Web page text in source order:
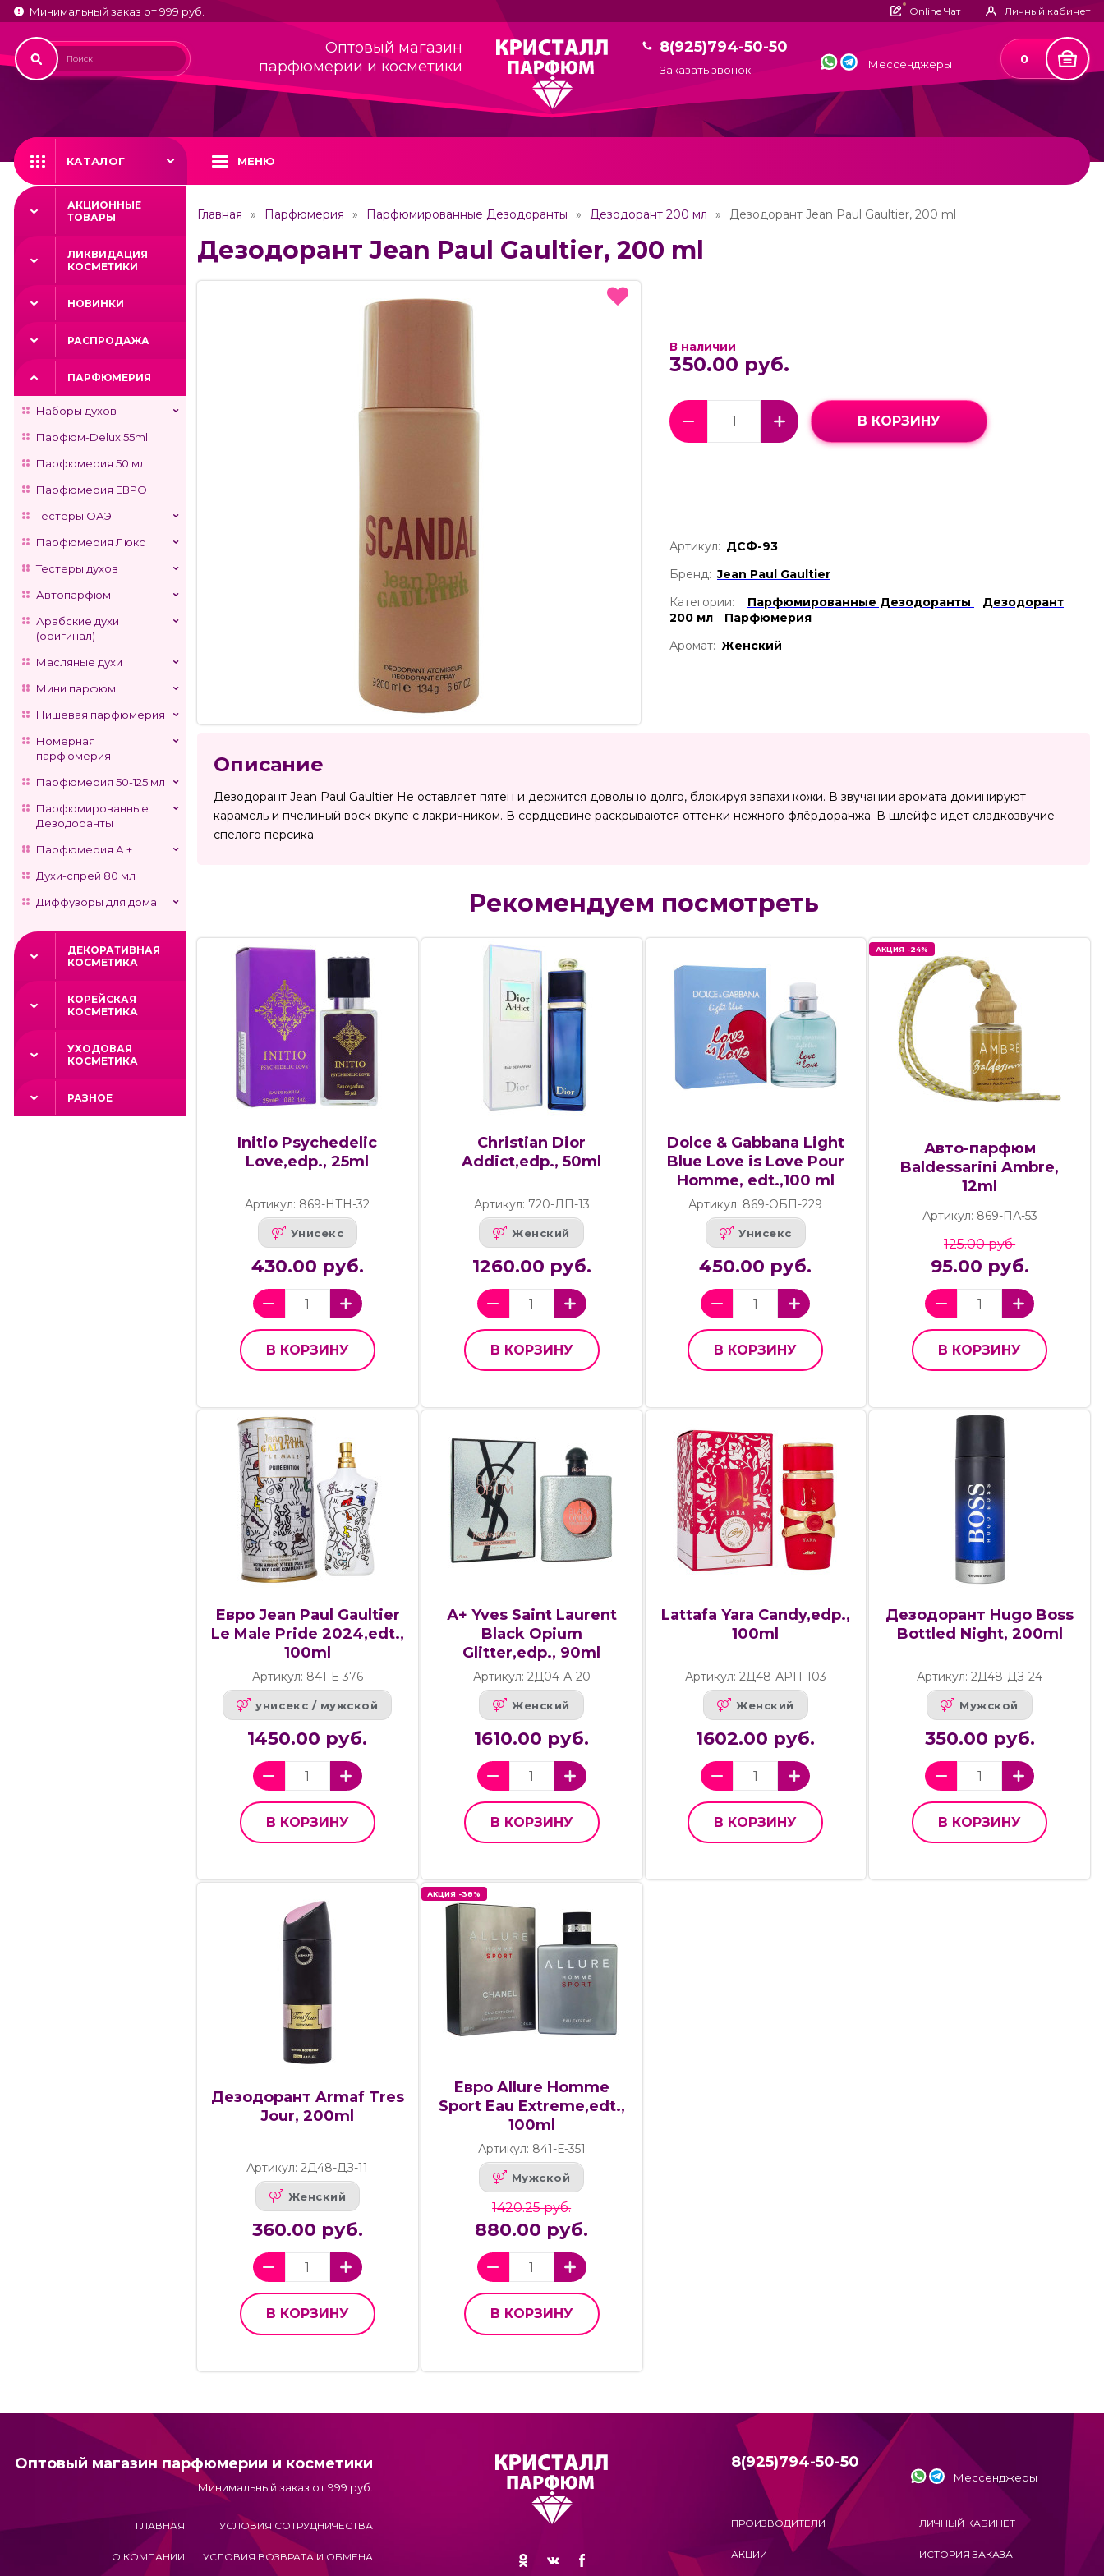
Минимальный заказ от 999 руб. Online Чат Личный кабинет
Оптовый магазин
парфюмерии и косметики
8(925)794-50-50
Заказать звонок Мессенджеры 0
КАТАЛОГ МЕНЮ
АКЦИОННЫЕ
ТОВАРЫ
ЛИКВИДАЦИЯ
КОСМЕТИКИ
НОВИНКИ
РАСПРОДАЖА
ПАРФЮМЕРИЯ
Наборы духов
Парфюм-Delux 55ml
Парфюмерия 50 мл
Парфюмерия ЕВРО
Тестеры ОАЭ
Парфюмерия Люкс
Тестеры духов
Автопарфюм
Арабские духи
(оригинал)
Масляные духи
Мини парфюм
Нишевая парфюмерия
Номерная
парфюмерия
Парфюмерия 50-125 мл
Парфюмированные
Дезодоранты
Парфюмерия А +
Духи-спрей 80 мл
Диффузоры для дома
ДЕКОРАТИВНАЯ
КОСМЕТИКА
КОРЕЙСКАЯ
КОСМЕТИКА
УХОДОВАЯ
КОСМЕТИКА
РАЗНОЕ
Главная Парфюмерия Парфюмированные Дезодоранты Дезодорант 200 мл Дезодорант Jean Paul Gaultier, 200 ml
Дезодорант Jean Paul Gaultier, 200 ml
В наличии
350.00 руб.
В КОРЗИНУ
Артикул: ДСФ-93
Бренд: Jean Paul Gaultier
Категории:
Парфюмированные Дезодоранты
Дезодорант
200 мл
Парфюмерия
Аромат: Женский
Описание
Дезодорант Jean Paul Gaultier Не оставляет пятен и держится довольно долго, блокируя запахи кожи. В звучании аромата доминируют
карамель и пчелиный воск вкупе с лакричником. В сердцевине раскрываются оттенки нежного флёрдоранжа. В шлейфе идет сладкозвучие
спелого персика.
Рекомендуем посмотреть
Initio Psychedelic
Love,edp., 25ml
Артикул: 869-НТН-32
Унисекс
430.00 руб.
В КОРЗИНУ
Christian Dior
Addict,edp., 50ml
Артикул: 720-ЛП-13
Женский
1260.00 руб.
В КОРЗИНУ
Dolce & Gabbana Light
Blue Love is Love Pour
Homme, edt.,100 ml
Артикул: 869-ОБП-229
Унисекс
450.00 руб.
В КОРЗИНУ
АКЦИЯ -24%
Авто-парфюм
Baldessarini Ambre,
12ml
Артикул: 869-ПА-53
125.00 руб.
95.00 руб.
В КОРЗИНУ
Евро Jean Paul Gaultier
Le Male Pride 2024,edt.,
100ml
Артикул: 841-Е-376
унисекс / мужской
1450.00 руб.
В КОРЗИНУ
А+ Yves Saint Laurent
Black Opium
Glitter,edp., 90ml
Артикул: 2Д04-А-20
Женский
1610.00 руб.
В КОРЗИНУ
Lattafa Yara Candy,edp.,
100ml
Артикул: 2Д48-АРП-103
Женский
1602.00 руб.
В КОРЗИНУ
Дезодорант Hugo Boss
Bottled Night, 200ml
Артикул: 2Д48-ДЗ-24
Мужской
350.00 руб.
В КОРЗИНУ
Дезодорант Armaf Tres
Jour, 200ml
Артикул: 2Д48-ДЗ-11
Женский
360.00 руб.
В КОРЗИНУ
АКЦИЯ -38%
Евро Allure Homme
Sport Eau Extreme,edt.,
100ml
Артикул: 841-Е-351
Мужской
1420.25 руб.
880.00 руб.
В КОРЗИНУ
Оптовый магазин парфюмерии и косметики
Минимальный заказ от 999 руб.
ГЛАВНАЯ
О КОМПАНИИ
УСЛОВИЯ СОТРУДНИЧЕСТВА
УСЛОВИЯ ВОЗВРАТА И ОБМЕНА
8(925)794-50-50
Мессенджеры
ПРОИЗВОДИТЕЛИ
АКЦИИ
ЛИЧНЫЙ КАБИНЕТ
ИСТОРИЯ ЗАКАЗА